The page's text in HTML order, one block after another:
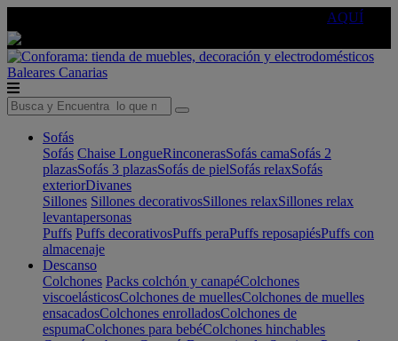
AQUÍ
Baleares Canarias
Sofás
Sofás Chaise LongueRinconerasSofás camaSofás 2
plazasSofás 3 plazasSofás de pielSofás relaxSofás
exteriorDivanes
Sillones Sillones decorativosSillones relaxSillones relax
levantapersonas
Puffs Puffs decorativosPuffs peraPuffs reposapiésPuffs con
almacenaje
Descanso
Colchones Packs colchón y canapéColchones
viscoelásticosColchones de muellesColchones de muelles
ensacadosColchones enrolladosColchones de
espumaColchones para bebéColchones hinchables